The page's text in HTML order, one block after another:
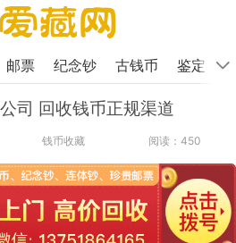
邮票 纪念钞 古钱币 鉴定
司 回收钱币正规渠道
钱币收藏 阅读：450